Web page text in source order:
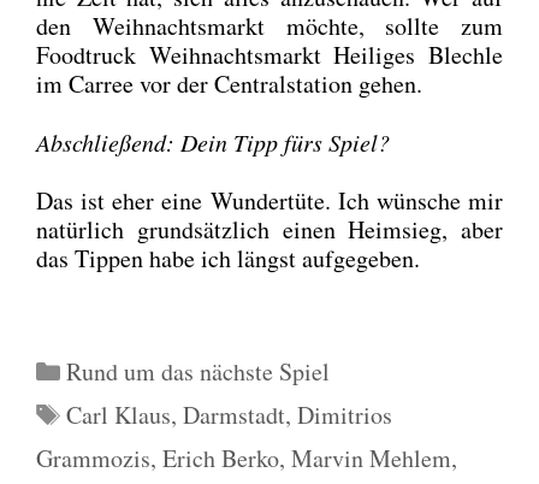
den Weih­nachts­markt möch­te, soll­te zum
Food­truck Weih­nachts­markt Hei­li­ges Blech­le
im Car­ree vor der Cen­tral­sta­ti­on gehen.
Abschlie­ßend: Dein Tipp fürs Spiel?
Das ist eher eine Wun­der­tü­te. Ich wün­sche mir
natür­lich grund­sätz­lich einen Heim­sieg, aber
das Tip­pen habe ich längst auf­ge­ge­ben.
Kategorien
Rund um das nächste Spiel
Schlagwörter
Carl Klaus, Darmstadt, Dimitrios
Grammozis, Erich Berko, Marvin Mehlem,